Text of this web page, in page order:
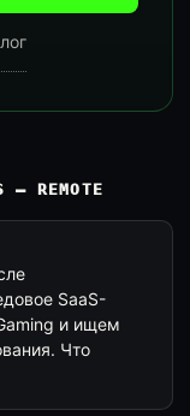
REMOTE
SaaS-
и ищем
Что